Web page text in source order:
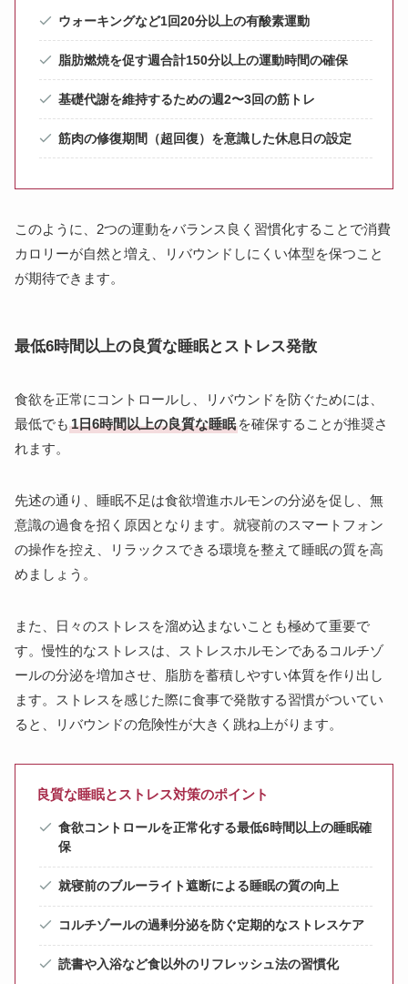
ウォーキングなど1回20分以上の有酸素運動
脂肪燃焼を促す週合計150分以上の運動時間の確保
基礎代謝を維持するための週2〜3回の筋トレ
筋肉の修復期間（超回復）を意識した休息日の設定
このように、2つの運動をバランス良く習慣化することで消費
カロリーが自然と増え、リバウンドしにくい体型を保つこと
が期待できます。
最低6時間以上の良質な睡眠とストレス発散
食欲を正常にコントロールし、リバウンドを防ぐためには、
最低でも 1日6時間以上の良質な睡眠 を確保することが推奨さ
れます。
先述の通り、睡眠不足は食欲増進ホルモンの分泌を促し、無
意識の過食を招く原因となります。就寝前のスマートフォン
の操作を控え、リラックスできる環境を整えて睡眠の質を高
めましょう。
また、日々のストレスを溜め込まないことも極めて重要で
す。慢性的なストレスは、ストレスホルモンであるコルチゾ
ールの分泌を増加させ、脂肪を蓄積しやすい体質を作り出し
ます。ストレスを感じた際に食事で発散する習慣がついてい
ると、リバウンドの危険性が大きく跳ね上がります。
良質な睡眠とストレス対策のポイント
食欲コントロールを正常化する最低6時間以上の睡眠確
保
就寝前のブルーライト遮断による睡眠の質の向上
コルチゾールの過剰分泌を防ぐ定期的なストレスケア
読書や入浴など食以外のリフレッシュ法の習慣化